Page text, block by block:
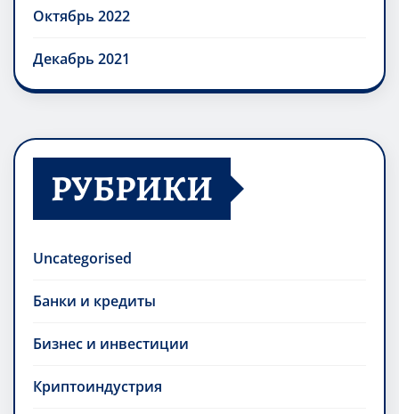
Октябрь 2022
Декабрь 2021
РУБРИКИ
Uncategorised
Банки и кредиты
Бизнес и инвестиции
Криптоиндустрия